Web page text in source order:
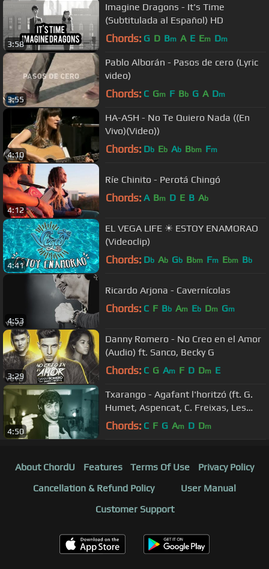
3:58
Imagine Dragons - It's Time
(Subtitulada al Español) HD
Chords: G D Bm A E Em Dm
3:55
Pablo Alborán - Pasos de cero (Lyric
video)
Chords: C Gm F Bb G A Dm
4:10
HA-ASH - No Te Quiero Nada ((En
Vivo)(Video))
Chords: Db Eb Ab Bbm Fm
4:12
Ríe Chinito - Perotá Chingó
Chords: A Bm D E B Ab
4:41
EL VEGA LIFE ☀ ESTOY ENAMORAO
(Videoclip)
Chords: Db Ab Gb Bbm Fm Ebm Bb
4:53
Ricardo Arjona - Cavernícolas
Chords: C F Bb Am Eb Dm Gm
3:29
Danny Romero - No Creo en el Amor
(Audio) ft. Sanco, Becky G
Chords: C G Am F D Dm E
4:50
Txarango - Agafant l'horitzó (ft. G.
Humet, Aspencat, C. Freixas, Les
Kol·lontai i Ascensa Furore)
Chords: C F G Am D Dm
About ChordU Features Terms Of Use
Privacy Policy
Cancellation & Refund Policy
User Manual
Customer Support